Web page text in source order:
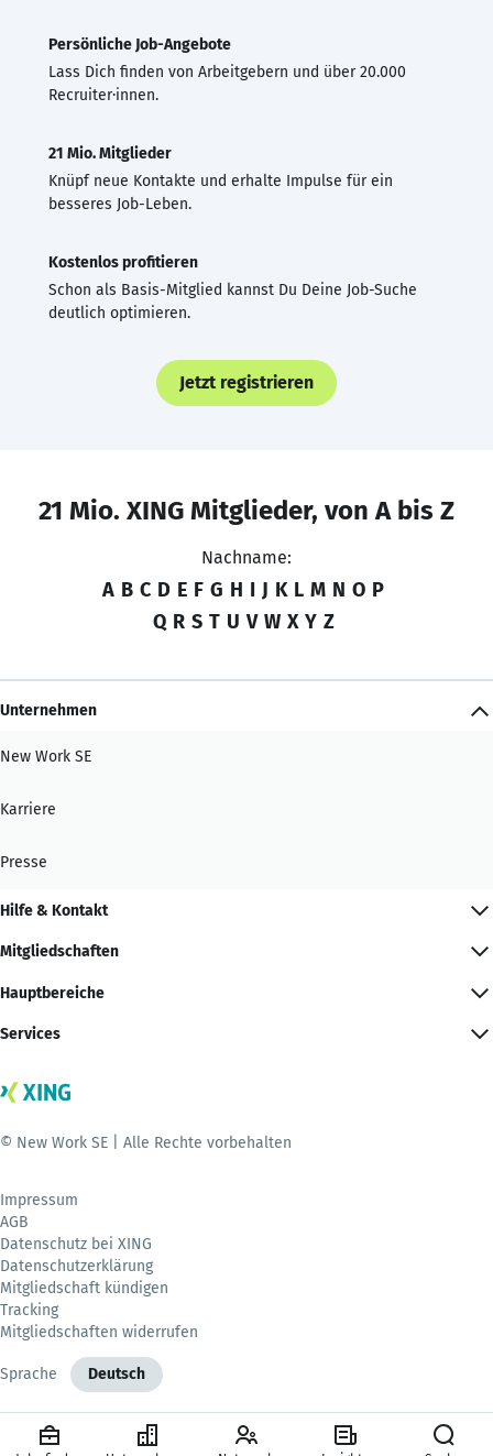
Persönliche Job-Angebote
Lass Dich finden von Arbeitgebern und über 20.000
Recruiter·innen.
21 Mio. Mitglieder
Knüpf neue Kontakte und erhalte Impulse für ein
besseres Job-Leben.
Kostenlos profitieren
Schon als Basis-Mitglied kannst Du Deine Job-Suche
deutlich optimieren.
Jetzt registrieren
21 Mio. XING Mitglieder, von A bis Z
Nachname:
A B C D E F G H I J K L M N O P
Q R S T U V W X Y Z
Unternehmen
New Work SE
Karriere
Presse
Hilfe & Kontakt
Mitgliedschaften
Hauptbereiche
Services
© New Work SE | Alle Rechte vorbehalten
Impressum
AGB
Datenschutz bei XING
Datenschutzerklärung
Mitgliedschaft kündigen
Tracking
Mitgliedschaften widerrufen
Sprache Deutsch